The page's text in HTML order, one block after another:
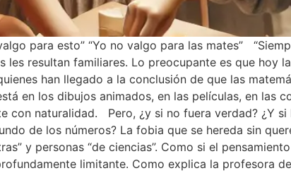
para esto” “Yo no valgo para las mates”
resultan familiares. Lo preocupante es que hoy
han llegado a la conclusión de que las
en los dibujos animados, en las películas, en las
con naturalidad. Pero, ¿y si no fuera verdad? ¿Y
de los números? La fobia que se hereda sin
y personas “de ciencias”. Como si el
limitante. Como explica la profesora